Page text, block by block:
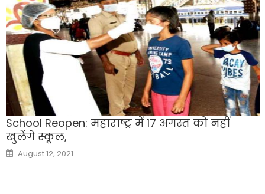
School Reopen: महाराष्ट्र में 17 अगस्त को नहीं
खुलेंगे स्कूल,
Posted
on
August 12, 2021